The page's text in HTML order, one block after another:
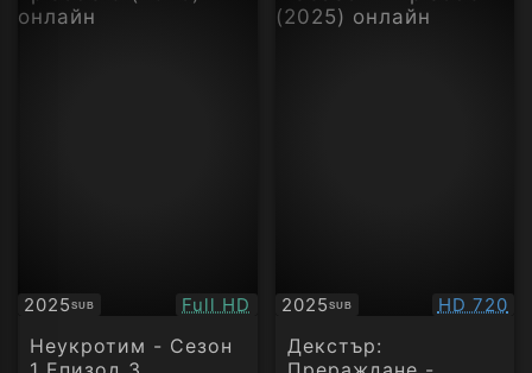
2025SUB
Субтитри Качество:
Full HD
Неукротим - Сезон
2025SUB
Субтитри HD 720
Декстър: